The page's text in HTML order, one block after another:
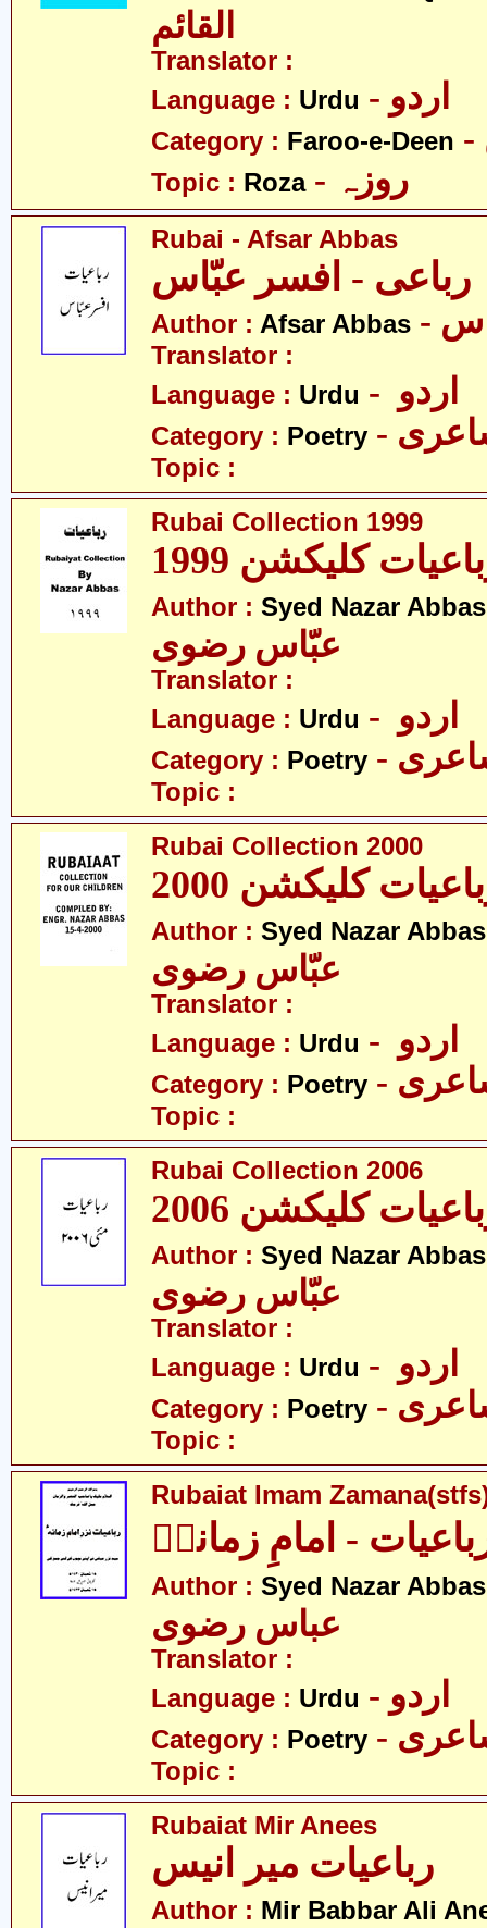
القائم
Translator :
Language : Urdu - اردو
Category : Faroo-e-Deen
Topic : Roza - روزہ
Rubai - Afsar Abbas
رباعی - افسر عبّاس
Author : Afsar Abbas
Translator :
Language : Urdu
Category : Poetry
Topic :
Rubai Collection 1999
کلیکشن 1999
Author : Syed Nazar
عبّاس رضوی
Translator :
Language : Urdu
Category : Poetry
Topic :
Rubai Collection 2000
کلیکشن 2000
Author : Syed Nazar
عبّاس رضوی
Translator :
Language : Urdu
Category : Poetry
Topic :
Rubai Collection 2006
کلیکشن 2006
Author : Syed Nazar
عبّاس رضوی
Translator :
Language : Urdu
Category : Poetry
Topic :
Rubaiat Imam
- امامِ زمانہؑ
Author : Syed Nazar
عباس رضوی
Translator :
Language : Urdu - اردو
Category : Poetry
Topic :
Rubaiat Mir Anees
رباعیات میر انیس
Author : Mir Babbar Ali